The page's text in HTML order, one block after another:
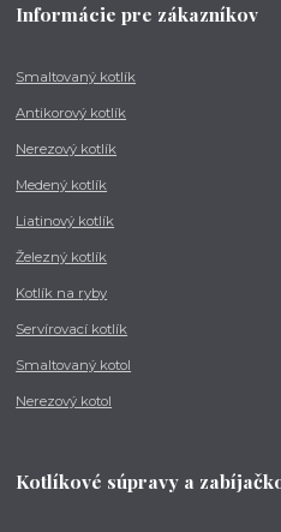
Informácie pre zákazníkov
Smaltovaný kotlík
Antikorový kotlík
Nerezový kotlík
Medený kotlík
Liatinový kotlík
Železný kotlík
Kotlík na ryby
Servírovací kotlík
Smaltovaný kotol
Nerezový kotol
Kotlíkové súpravy a